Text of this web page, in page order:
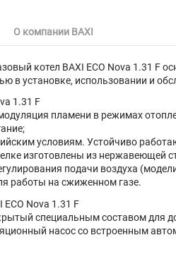
О компании BAXI
котел BAXI ECO Nova 1.31 F
в установке, использовании и
1.31 F
пламени в режимах
условиям. Устойчиво
изготовлены из нержавеющей
подачи воздуха
работы на сжиженном газе.
ECO Nova 1.31 F
специальным составом для
насос со встроенным